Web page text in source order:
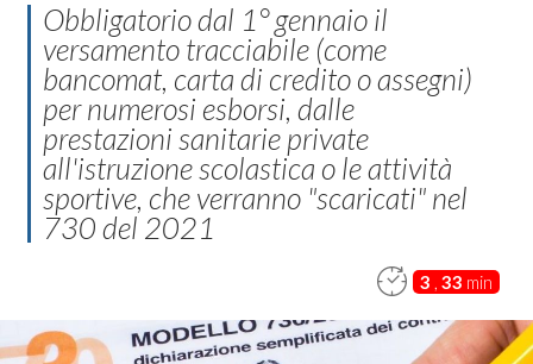
Obbligatorio dal 1° gennaio il
versamento tracciabile (come
bancomat, carta di credito o assegni)
per numerosi esborsi, dalle
prestazioni sanitarie private
all'istruzione scolastica o le attività
sportive, che verranno "scaricati" nel
730 del 2021
3 , 33 min